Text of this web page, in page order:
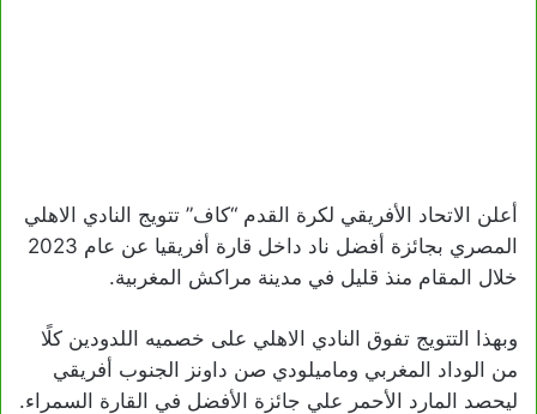
أعلن الاتحاد الأفريقي لكرة القدم “كاف” تتويج النادي الاهلي
المصري بجائزة أفضل ناد داخل قارة أفريقيا عن عام 2023
خلال المقام منذ قليل في مدينة مراكش المغربية.
وبهذا التتويج تفوق النادي الاهلي على خصميه اللدودين كلًا
من الوداد المغربي وماميلودي صن داونز الجنوب أفريقي
ليحصد المارد الأحمر علي جائزة الأفضل في القارة السمراء.